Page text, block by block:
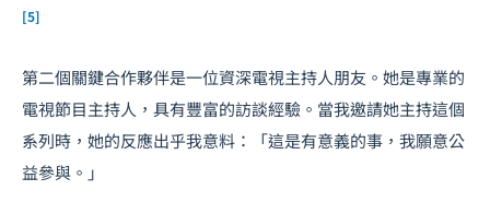
[5]
第二個關鍵合作夥伴是一位資深電視主持人朋友。她是專業的
電視節目主持人，具有豐富的訪談經驗。當我邀請她主持這個
系列時，她的反應出乎我意料：「這是有意義的事，我願意公
益參與。」